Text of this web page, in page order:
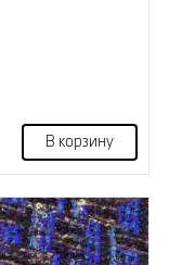
В корзину